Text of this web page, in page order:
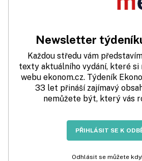
Newsletter
Každou středu vám
texty aktuálního vydání, které
webu ekonom.cz. Týdeník
33 let přináší zajímavý
nemůžete být, který vás
PŘIHLÁSIT SE K
Odhlásit se můžete